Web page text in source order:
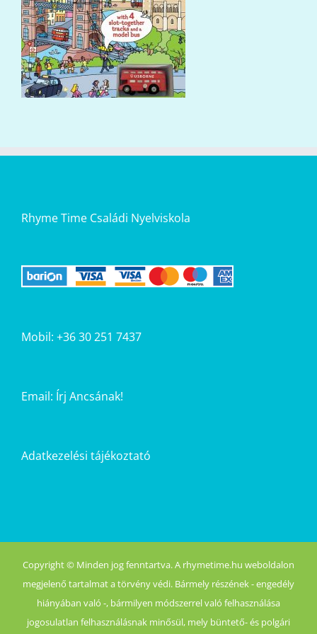
Rhyme Time Családi Nyelviskola
Mobil: +36 30 251 7437
Email: Írj Ancsának!
Adatkezelési tájékoztató
Copyright © Minden jog fenntartva. A rhymetime.hu weboldalon
megjelenő tartalmat a törvény védi. Bármely részének - engedély
hiányában való -, bármilyen módszerrel való felhasználása
jogosulatlan felhasználásnak minősül, mely büntető- és polgári